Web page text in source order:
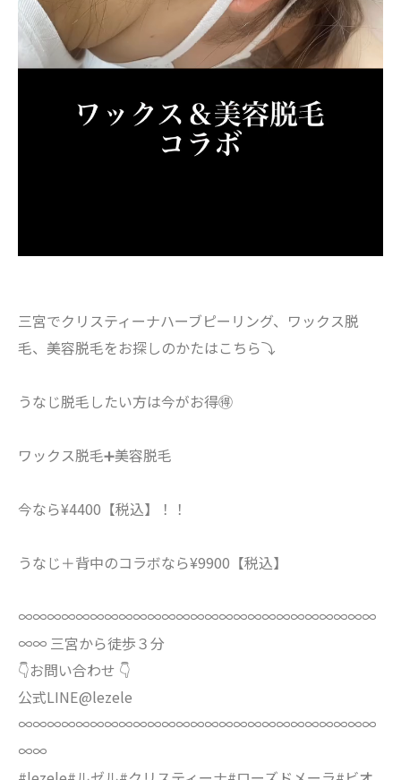
三宮でクリスティーナハーブピーリング、ワックス脱
毛、美容脱毛をお探しのかたはこちら⤵︎
うなじ脱毛したい方は今がお得🉐
ワックス脱毛➕美容脱毛
今なら¥4400【税込】！！
うなじ＋背中のコラボなら¥9900【税込】
∞∞∞∞∞∞∞∞∞∞∞∞∞∞∞∞∞∞∞∞∞∞∞∞∞
∞∞ 三宮から徒歩３分
👇お問い合わせ 👇
公式LINE@lezele
∞∞∞∞∞∞∞∞∞∞∞∞∞∞∞∞∞∞∞∞∞∞∞∞∞
∞∞